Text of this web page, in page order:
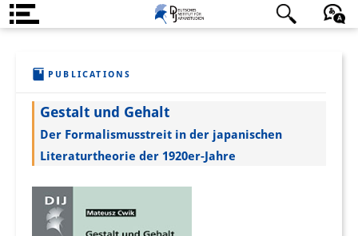
Institute
Team
Directorate
Research Team
Publications &
PUBLICATIONS
Gestalt und Gehalt
Der Formalismusstreit in der japanischen
Literaturtheorie der 1920er-Jahre